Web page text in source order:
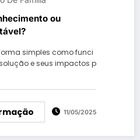
ou
simples como funci
e seus impactos p
11/05/2025